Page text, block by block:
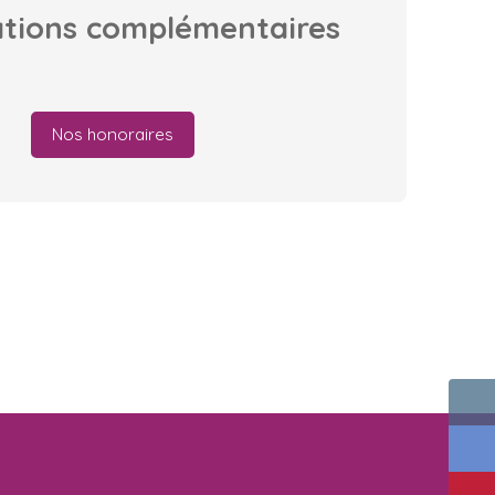
complémentaires
Nos honoraires